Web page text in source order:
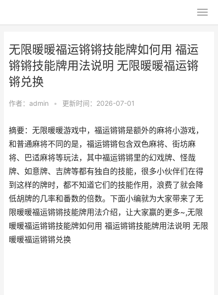
无限暖暖福运锵锵技能牌如何用 福运
锵锵技能牌用法说明 无限暖暖福运锵
锵兑换
作者： admin • 更新时间：2026-07-01
摘要：无限暖暖游戏中，福运锵锵是额外的麻将小游戏，
和普通麻将不同的是，福运锵锵包含双色麻将、街坊麻
将、巴适麻将等玩法，其中福运锵锵里的幻戏牌、怪哉
牌、如意牌、吉牌等都有独自的技能，很多小伙伴们在得
到这样的牌时，都不知道它们的技能作用，浪费了就会降
低胡牌的几率和番数的倍数。下面小编就为大家带来了无
限暖暖福运锵锵技能牌用法介绍，让大家赢的更多~,无限
暖暖福运锵锵技能牌如何用 福运锵锵技能牌用法说明 无限
暖暖福运锵锵兑换